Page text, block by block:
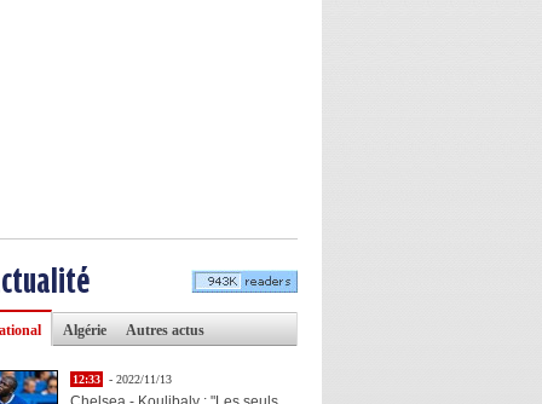
Algérie Autres actus
12:33 - 2022/11/13